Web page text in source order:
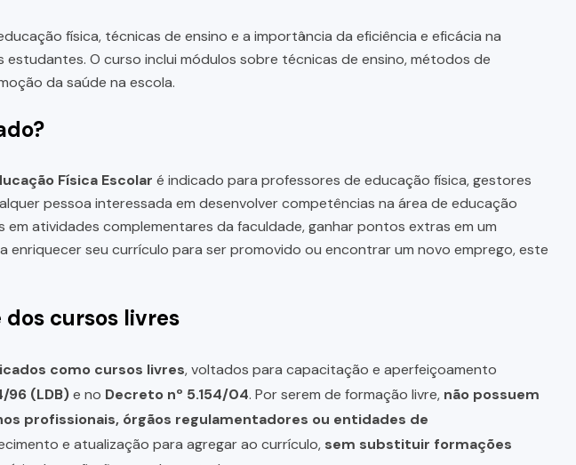
física, técnicas de ensino e a importância da eficiência e eficácia na
O curso inclui módulos sobre técnicas de ensino, métodos de
da saúde na escola.
Física Escolar é indicado para professores de educação física, gestores
pessoa interessada em desenvolver competências na área de educação
em atividades complementares da faculdade, ganhar pontos extras em um
enriquecer seu currículo para ser promovido ou encontrar um novo emprego, este
cursos livres
como cursos livres, voltados para capacitação e aperfeiçoamento
96 (LDB)e no Decreto nº 5.154/04. Por serem de formação livre, não possuem
profissionais, órgãos regulamentadores ou entidades de
e atualização para agregar ao currículo, sem substituir formações